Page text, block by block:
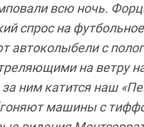
всю ночь.
спрос на
автоколыбели с
на ветру
ним катится наш
машины с